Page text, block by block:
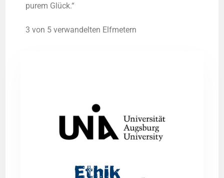
purem Glück.“
3 von 5 ver­wan­del­ten Elfmetern